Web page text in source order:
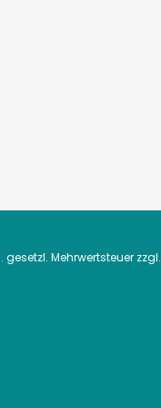
gesetzl. Mehrwertsteuer zzgl.